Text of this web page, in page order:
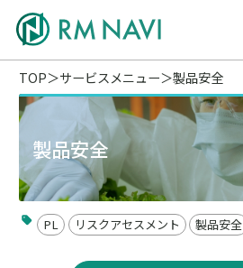
TOP サービスメニュー 製品安全
製品安全
PL リスクアセスメント 製品安全